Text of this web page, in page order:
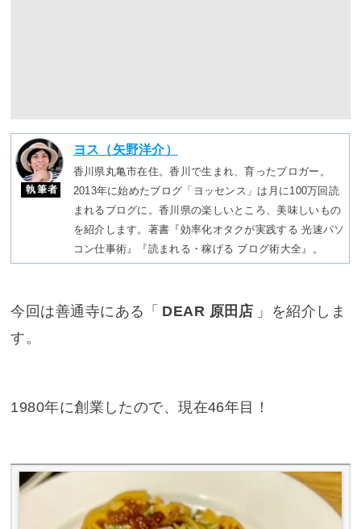
執筆者
ヨス（矢野洋介）
香川県丸亀市在住。香川で生まれ、育ったブロガー。
2013年に始めたブログ「ヨッセンス」は月に100万回読
まれるブログに。香川県の楽しいところ、美味しいもの
を紹介します。著書『効率化オタクが実践する 光速パソ
コン仕事術』『読まれる・稼げる ブログ術大全』。
今回は善通寺にある「 DEAR 原田店 」を紹介しま
す。
1980年に創業したので、現在46年目！